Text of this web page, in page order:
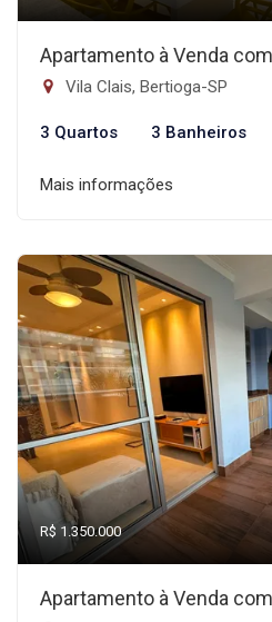
Apartamento à Venda
Vila Clais, Bertioga-SP
3 Quartos 3 Banheiros
Mais informações
R$ 1.350.000
Apartamento à Venda